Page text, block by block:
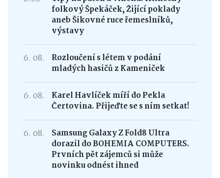
Tipy na pátek a víkend: Hlinecký
folkový Špekáček, Žijící poklady
aneb Šikovné ruce řemeslníků,
výstavy
Rozloučení s létem v podání
mladých hasičů z Kameniček
Karel Havlíček míří do Pekla
Čertovina. Přijeďte se s ním setkat!
Samsung Galaxy Z Fold8 Ultra
dorazil do BOHEMIA COMPUTERS.